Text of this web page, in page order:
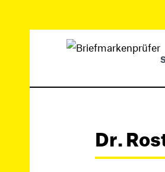
Dr.